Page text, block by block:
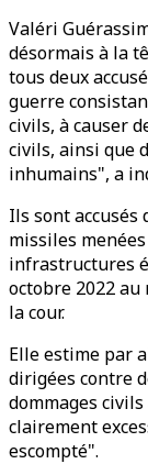
Valéri
désormais à la
tous deux
guerre
civils, à causer
civils, ainsi que
inhumains", a
Ils sont
missiles
infrastructures
octobre 2022 au
la cour.
Elle estime par
dirigées contre
dommages
clairement
escompté".